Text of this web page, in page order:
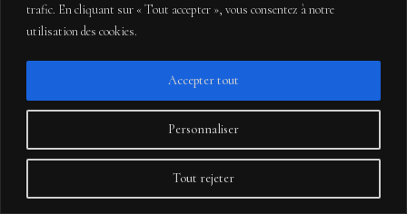
trafic. En cliquant sur « Tout accepter », vous consentez à notre
utilisation des cookies.
Personnaliser
Tout rejeter
Accepter tout
et